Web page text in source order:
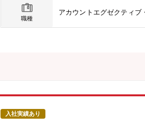
と実行管理■質の高いクリエイティブを基盤
た統合的プランニング■デジタルメディアを
【本ポジションの魅力】■国内トップ企業・
の実践■業界一流のクリエイターと協働でき
ーとして市場を牽引しています。現在は広告
職種
アカウントエグゼクティブ
入社実績あり